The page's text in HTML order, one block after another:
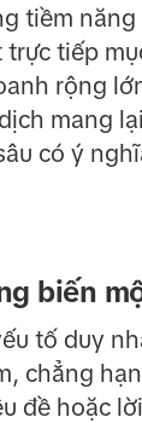
tiềm
tiếp
rộng
mang
có ý
biến
tố duy
chẳng
đề hoặc